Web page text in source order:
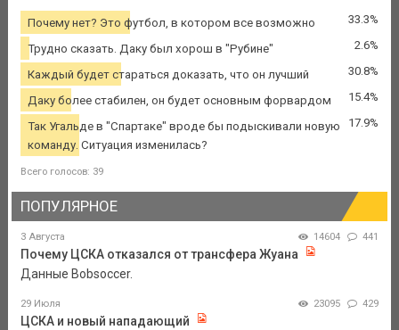
Почему нет? Это футбол, в котором все возможно 33.3%
Трудно сказать. Даку был хорош в "Рубине" 2.6%
Каждый будет стараться доказать, что он лучший 30.8%
Даку более стабилен, он будет основным форвардом 15.4%
Так Угальде в "Спартаке" вроде бы подыскивали новую
команду. Ситуация изменилась?
17.9%
Всего голосов: 39
ПОПУЛЯРНОЕ
3 Августа 14604 441
Почему ЦСКА отказался от трансфера Жуана
Данные Bobsoccer.
29 Июля 23095 429
ЦСКА и новый нападающий